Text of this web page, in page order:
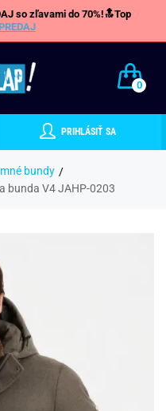
so zľavami do 70%!🔝Top
0
PRIHLÁSIŤ SA
bundy
bunda V4 JAHP-0203